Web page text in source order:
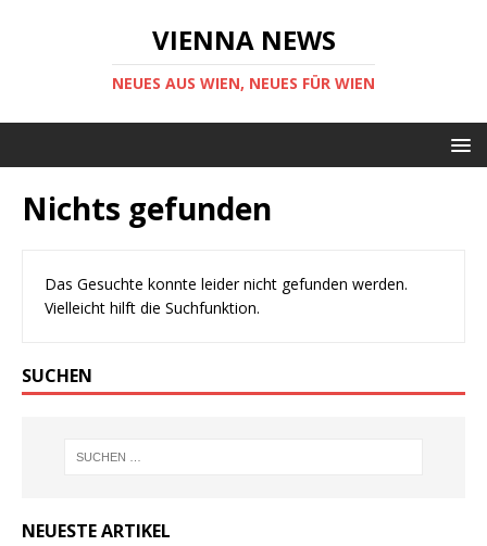
VIENNA NEWS
NEUES AUS WIEN, NEUES FÜR WIEN
Nichts gefunden
Das Gesuchte konnte leider nicht gefunden werden.
Vielleicht hilft die Suchfunktion.
SUCHEN
NEUESTE ARTIKEL